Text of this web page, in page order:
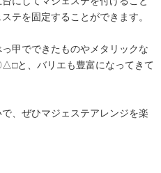
テを固定することができます。
甲でできたものやメタリックな
と、バリエも豊富になってきて
、ぜひマジェステアレンジを楽